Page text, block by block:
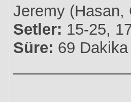
Jeremy (Hasan,
Setler: 15-25,
Süre: 69